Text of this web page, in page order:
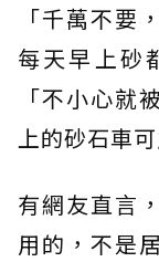
「千萬不要
每天早上砂
「不小心就
上的砂石車
有網友直言，
用的，不是